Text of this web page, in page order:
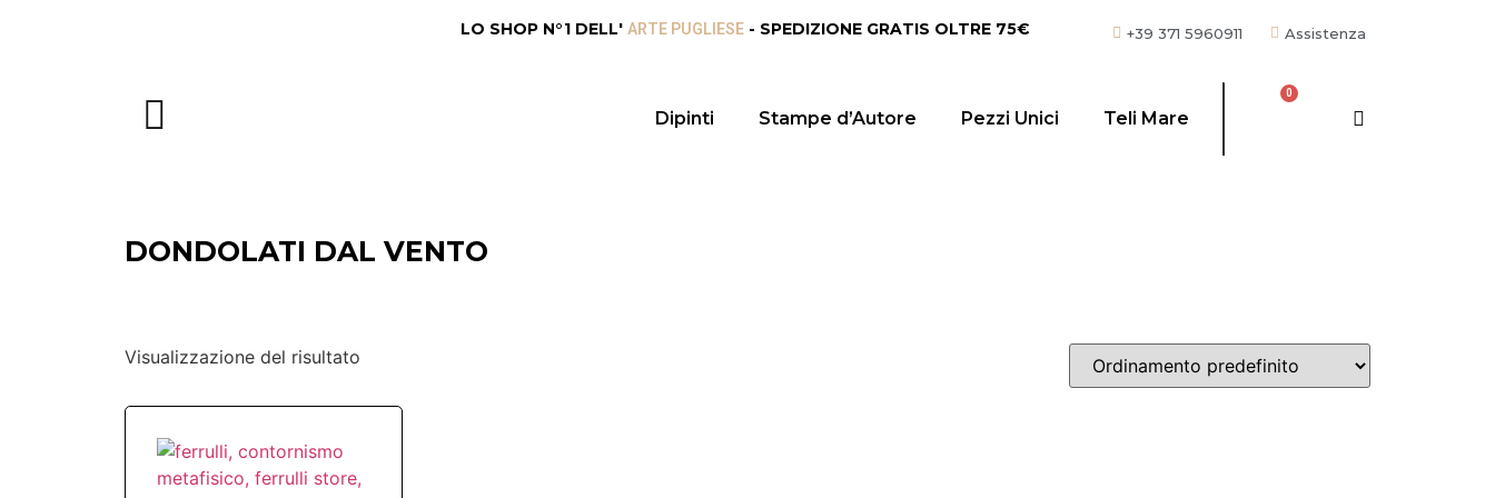
LO SHOP N°1 DELL' ARTE PUGLIESE - SPEDIZIONE GRATIS OLTRE 75€ +39 371 5960911 Assistenza
Dipinti Stampe d’Autore Pezzi Unici Teli Mare
DONDOLATI DAL VENTO
Visualizzazione del risultato